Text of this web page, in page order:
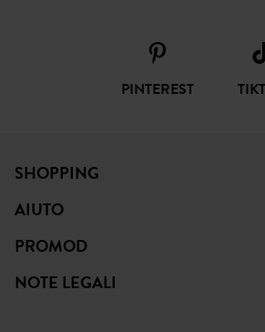
PINTEREST
SHOPPING
AIUTO
PROMOD
NOTE LEGALI